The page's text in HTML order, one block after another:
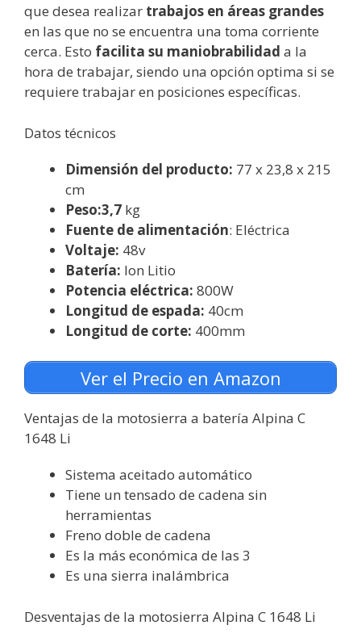
que desea realizar trabajos en áreas grandes
en las que no se encuentra una toma corriente
cerca. Esto facilita su maniobrabilidad a la
hora de trabajar, siendo una opción optima si se
requiere trabajar en posiciones específicas.
Datos técnicos
Dimensión del producto: 77 x 23,8 x 215
cm
Peso:3,7 kg
Fuente de alimentación: Eléctrica
Voltaje: 48v
Batería: Ion Litio
Potencia eléctrica: 800W
Longitud de espada: 40cm
Longitud de corte: 400mm
Ver el Precio en Amazon
Ventajas de la motosierra a batería Alpina C
1648 Li
Sistema aceitado automático
Tiene un tensado de cadena sin
herramientas
Freno doble de cadena
Es la más económica de las 3
Es una sierra inalámbrica
Desventajas de la motosierra Alpina C 1648 Li